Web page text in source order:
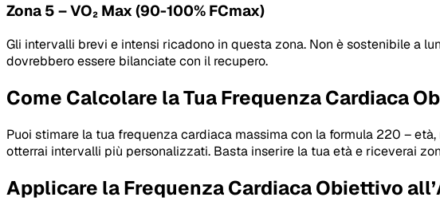
Zona 5 – VO₂ Max (90-100% FCmax)
Gli intervalli brevi e intensi ricadono in questa zona. Non è sostenibile a
dovrebbero essere bilanciate con il recupero.
Come Calcolare la Tua Frequenza Cardiaca
Puoi stimare la tua frequenza cardiaca massima con la formula 220 –
otterrai intervalli più personalizzati. Basta inserire la tua età e riceverai
Applicare la Frequenza Cardiaca Obiettivo